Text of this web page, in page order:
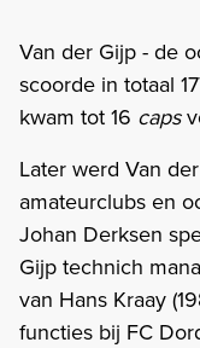
Van der Gijp - de
scoorde in totaal
kwam tot 16 caps
Later werd Van
amateurclubs en
Johan Derksen
Gijp technich
van Hans Kraay
functies bij FC